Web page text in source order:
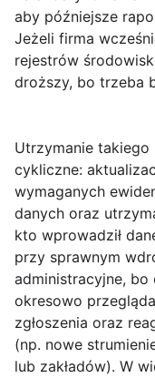
aby późniejsze
Jeżeli firma
rejestrów
droższy, bo trzeba
Utrzymanie
cykliczne:
wymaganych
danych oraz
kto wprowadził
przy sprawnym
administracyjne,
okresowo
zgłoszenia oraz
(np. nowe
lub zakładów). W